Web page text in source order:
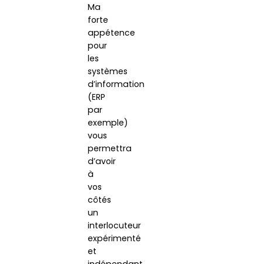
Ma
forte
appétence
pour
les
systèmes
d’information
(ERP
par
exemple)
vous
permettra
d’avoir
à
vos
côtés
un
interlocuteur
expérimenté
et